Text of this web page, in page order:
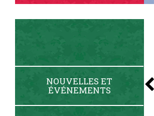
NOUVELLES ET
ÉVÉNEMENTS
09 March, 2025
BAM 2025